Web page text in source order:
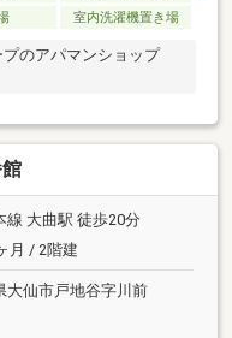
室内洗濯機置き場
のアパマンショップ
線 大曲駅 徒歩20分
月 / 2階建
大仙市戸地谷字川前